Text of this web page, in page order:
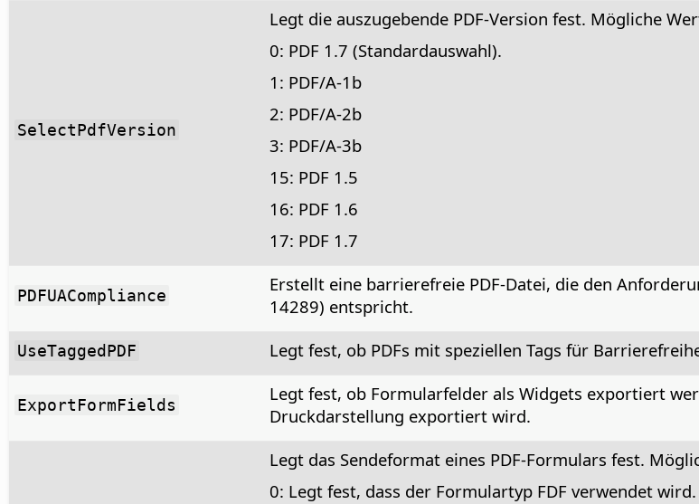
SelectPdfVersion
Legt die auszugebende PDF-Version fest. Mögliche
0: PDF 1.7 (Standardauswahl).
1: PDF/A-1b
2: PDF/A-2b
3: PDF/A-3b
15: PDF 1.5
16: PDF 1.6
17: PDF 1.7
PDFUACompliance
Erstellt eine barrierefreie PDF-Datei, die den
14289) entspricht.
UseTaggedPDF Legt fest, ob PDFs mit speziellen Tags für
ExportFormFields
Legt fest, ob Formularfelder als Widgets exportiert
Druckdarstellung exportiert wird.
Legt das Sendeformat eines PDF-Formulars fest.
0: Legt fest, dass der Formulartyp FDF verwendet wird.